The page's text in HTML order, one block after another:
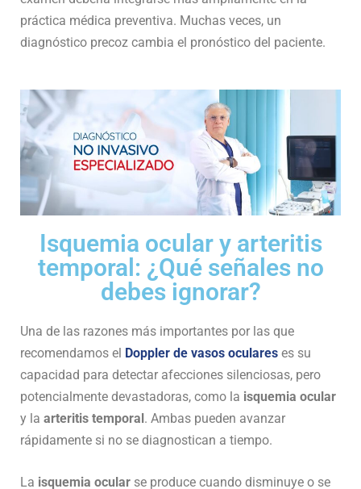
práctica médica preventiva. Muchas veces, un
diagnóstico precoz cambia el pronóstico del paciente.
Isquemia ocular y arteritis
temporal: ¿Qué señales no
debes ignorar?
Una de las razones más importantes por las que
recomendamos el Doppler de vasos oculares es su
capacidad para detectar afecciones silenciosas, pero
potencialmente devastadoras, como la isquemia ocular
y la arteritis temporal. Ambas pueden avanzar
rápidamente si no se diagnostican a tiempo.
La isquemia ocular se produce cuando disminuye o se